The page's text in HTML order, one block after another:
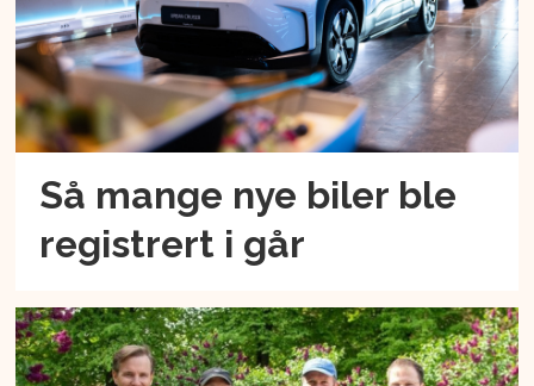
Så mange nye biler ble
registrert i går